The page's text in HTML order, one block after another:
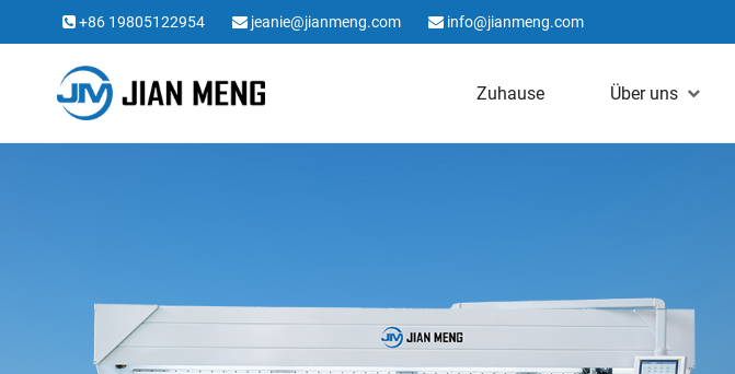
+86 19805122954 jeanie@jianmeng.com info@jianmeng.com
Zuhause Über uns